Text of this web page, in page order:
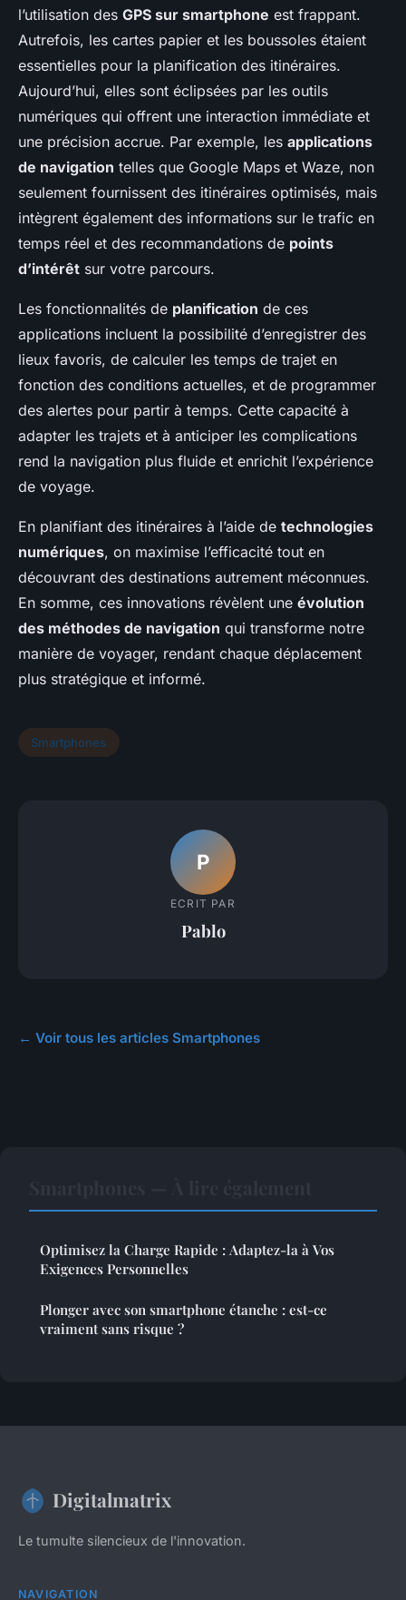
l’utilisation des GPS sur smartphone est frappant.
Autrefois, les cartes papier et les boussoles étaient
essentielles pour la planification des itinéraires.
Aujourd’hui, elles sont éclipsées par les outils
numériques qui offrent une interaction immédiate et
une précision accrue. Par exemple, les applications
de navigation telles que Google Maps et Waze, non
seulement fournissent des itinéraires optimisés, mais
intègrent également des informations sur le trafic en
temps réel et des recommandations de points
d’intérêt sur votre parcours.
Les fonctionnalités de planification de ces
applications incluent la possibilité d’enregistrer des
lieux favoris, de calculer les temps de trajet en
fonction des conditions actuelles, et de programmer
des alertes pour partir à temps. Cette capacité à
adapter les trajets et à anticiper les complications
rend la navigation plus fluide et enrichit l’expérience
de voyage.
En planifiant des itinéraires à l’aide de technologies
numériques, on maximise l’efficacité tout en
découvrant des destinations autrement méconnues.
En somme, ces innovations révèlent une évolution
des méthodes de navigation qui transforme notre
manière de voyager, rendant chaque déplacement
plus stratégique et informé.
Smartphones
P
ECRIT PAR
Pablo
← Voir tous les articles Smartphones
Optimisez la Charge Rapide : Adaptez-la à Vos
Exigences Personnelles
Plonger avec son smartphone étanche : est-ce
vraiment sans risque ?
Digitalmatrix
Le tumulte silencieux de l'innovation.
NAVIGATION